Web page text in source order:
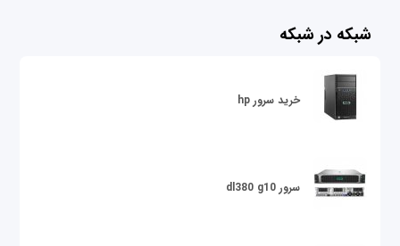
شبکه در شبکه
خرید سرور hp
سرور dl380 g10